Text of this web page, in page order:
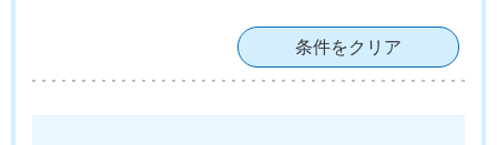
条件をクリア